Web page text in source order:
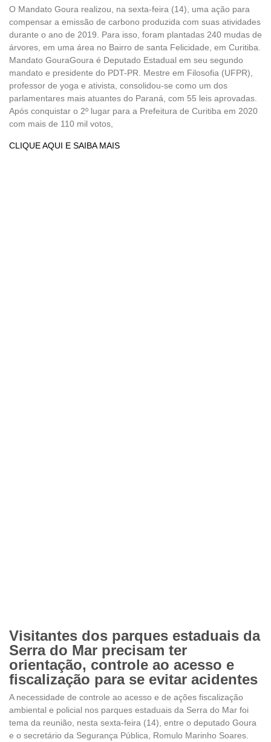
O Mandato Goura realizou, na sexta-feira (14), uma ação para
compensar a emissão de carbono produzida com suas atividades
durante o ano de 2019. Para isso, foram plantadas 240 mudas de
árvores, em uma área no Bairro de santa Felicidade, em Curitiba.
Mandato GouraGoura é Deputado Estadual em seu segundo
mandato e presidente do PDT-PR. Mestre em Filosofia (UFPR),
professor de yoga e ativista, consolidou-se como um dos
parlamentares mais atuantes do Paraná, com 55 leis aprovadas.
Após conquistar o 2º lugar para a Prefeitura de Curitiba em 2020
com mais de 110 mil votos,
CLIQUE AQUI E SAIBA MAIS
Visitantes dos parques estaduais da
Serra do Mar precisam ter
orientação, controle ao acesso e
fiscalização para se evitar acidentes
A necessidade de controle ao acesso e de ações fiscalização
ambiental e policial nos parques estaduais da Serra do Mar foi
tema da reunião, nesta sexta-feira (14), entre o deputado Goura
e o secretário da Segurança Pública, Romulo Marinho Soares.